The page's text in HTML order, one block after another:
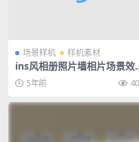
场景样机 样机素材
ins风相册照片墙相片场景效
图psd素材样机
5年前